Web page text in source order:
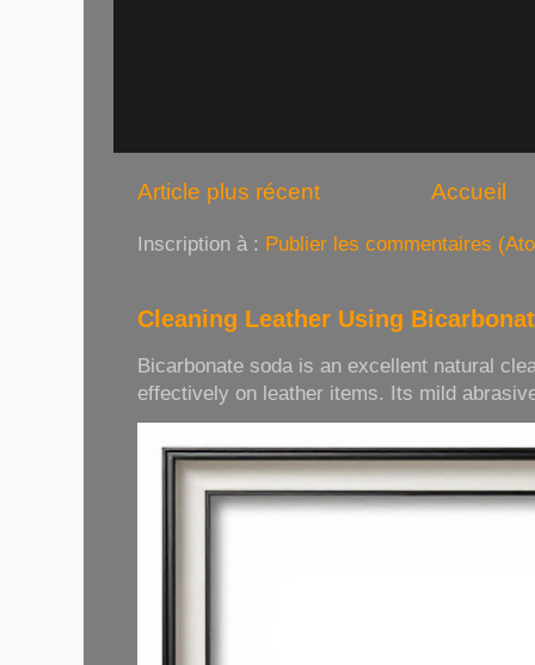
Article plus récent Accueil
Inscription à : Publier les commentaires
Cleaning Leather Using
Bicarbonate soda is an excellent natural
effectively on leather items. Its mild